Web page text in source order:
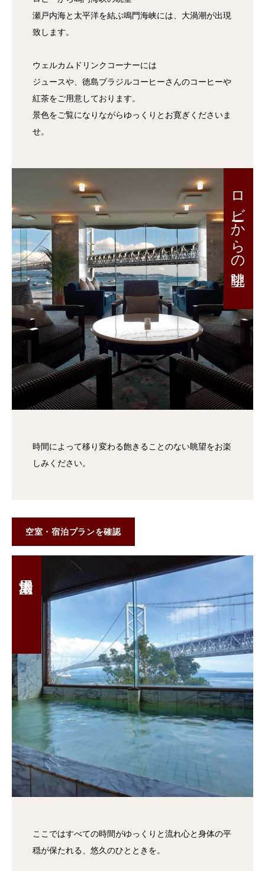
瀬戸内海と太平洋を結ぶ鳴門海峡には、大渦潮が出現
致します。
ウェルカムドリンクコーナーには
ジュースや、徳島ブラジルコーヒーさんのコーヒーや
紅茶をご用意しております。
景色をご覧になりながらゆっくりとお寛ぎくださいま
せ。
ロビーからの眺望
時間によって移り変わる飽きることのない眺望をお楽
しみください。
空室・宿泊プランを確認
ここではすべての時間がゆっくりと流れ心と身体の平
穏が保たれる、悠久のひとときを。